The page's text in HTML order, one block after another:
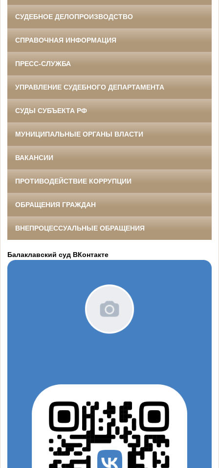
СУДЕБНОЕ ДЕЛОПРОИЗВОДСТВО
СПРАВОЧНАЯ ИНФОРМАЦИЯ
ПРЕСС-СЛУЖБА
УПРАВЛЕНИЕ СУДЕБНОГО ДЕПАРТАМЕНТА
СУДЫ СУБЪЕКТА РФ
МУНИЦИПАЛЬНЫЕ ОРГАНЫ ВЛАСТИ
ВАКАНСИИ
ПРОТИВОДЕЙСТВИЕ КОРРУПЦИИ
ОБРАЩЕНИЯ ГРАЖДАН
ВНЕПРОЦЕССУАЛЬНЫЕ ОБРАЩЕНИЯ
Балаклавский суд ВКонтакте